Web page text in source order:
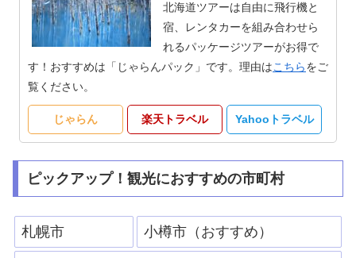
北海道ツアーは自由に飛行機と
宿、レンタカーを組み合わせら
れるパッケージツアーがお得で
す！おすすめは「じゃらんパック」です。理由はこちらをご
覧ください。
じゃらん 楽天トラベル Yahooトラベル
ピックアップ！観光におすすめの市町村
札幌市 小樽市（おすすめ）